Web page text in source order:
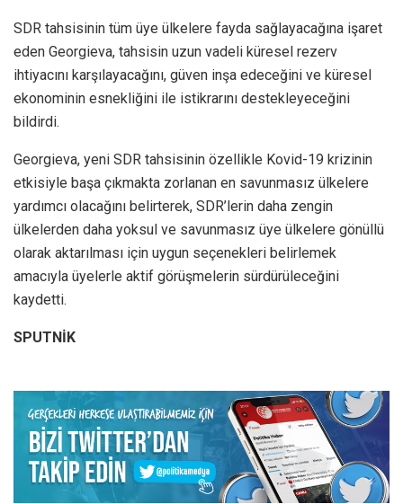
SDR tahsisinin tüm üye ülkelere fayda sağlayacağına işaret
eden Georgieva, tahsisin uzun vadeli küresel rezerv
ihtiyacını karşılayacağını, güven inşa edeceğini ve küresel
ekonominin esnekliğini ile istikrarını destekleyeceğini
bildirdi.
Georgieva, yeni SDR tahsisinin özellikle Kovid-19 krizinin
etkisiyle başa çıkmakta zorlanan en savunmasız ülkelere
yardımcı olacağını belirterek, SDR’lerin daha zengin
ülkelerden daha yoksul ve savunmasız üye ülkelere gönüllü
olarak aktarılması için uygun seçenekleri belirlemek
amacıyla üyelerle aktif görüşmelerin sürdürüleceğini
kaydetti.
SPUTNİK